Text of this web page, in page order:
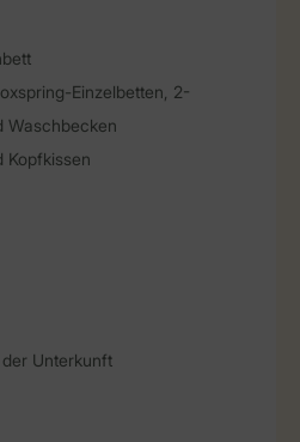
Einzelbetten, 2-
Waschbecken
Kopfkissen
Unterkunft